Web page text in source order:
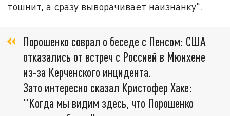
тошнит, а сразу выворачивает наизнанку".
Порошенко соврал о беседе с Пенсом: США
отказались от встреч с Россией в Мюнхене
из-за Керченского инцидента.
Зато интересно сказал Кристофер Хаке:
"Когда мы видим здесь, что Порошенко